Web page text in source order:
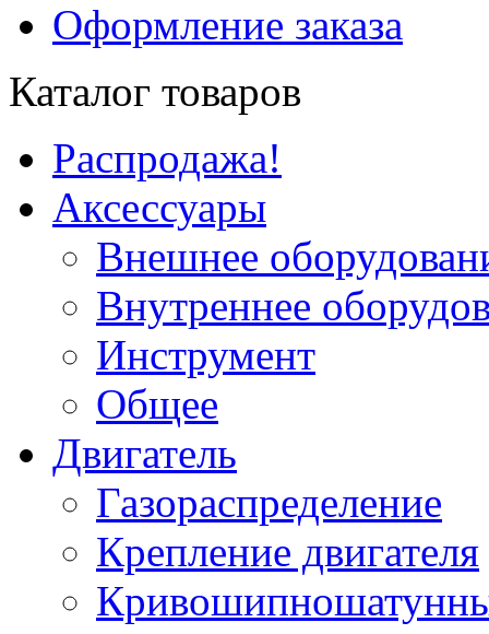
Оформление заказа
Каталог товаров
Распродажа!
Аксессуары
Внешнее
Внутреннее
Инструмент
Общее
Двигатель
Газораспределение
Крепление двигателя